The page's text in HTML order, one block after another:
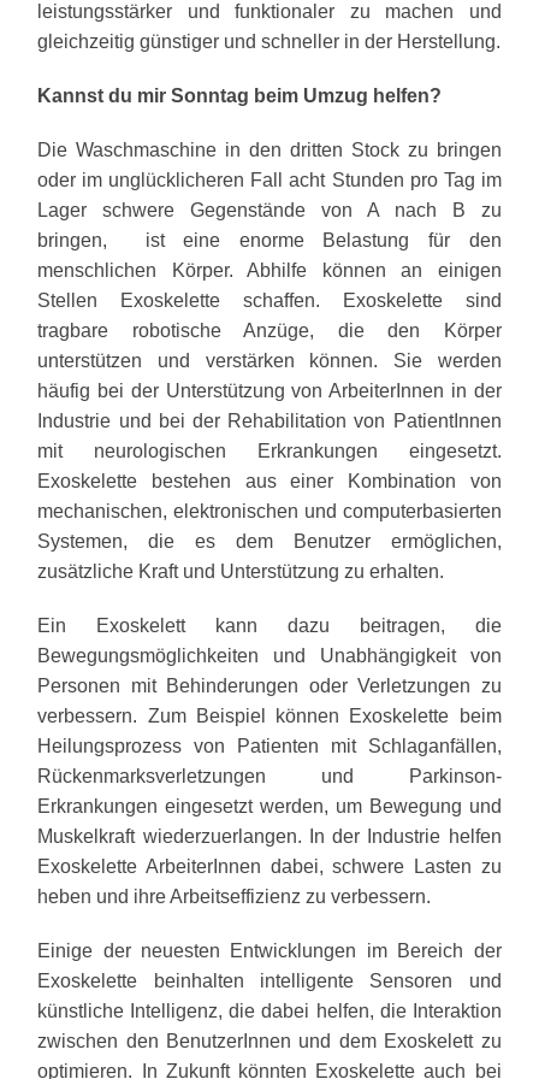
leistungsstärker und funktionaler zu machen und
gleichzeitig günstiger und schneller in der Herstellung.
Kannst du mir Sonntag beim Umzug helfen?
Die Waschmaschine in den dritten Stock zu bringen
oder im unglücklicheren Fall acht Stunden pro Tag im
Lager schwere Gegenstände von A nach B zu
bringen, ist eine enorme Belastung für den
menschlichen Körper. Abhilfe können an einigen
Stellen Exoskelette schaffen. Exoskelette sind
tragbare robotische Anzüge, die den Körper
unterstützen und verstärken können. Sie werden
häufig bei der Unterstützung von ArbeiterInnen in der
Industrie und bei der Rehabilitation von PatientInnen
mit neurologischen Erkrankungen eingesetzt.
Exoskelette bestehen aus einer Kombination von
mechanischen, elektronischen und computerbasierten
Systemen, die es dem Benutzer ermöglichen,
zusätzliche Kraft und Unterstützung zu erhalten.
Ein Exoskelett kann dazu beitragen, die
Bewegungsmöglichkeiten und Unabhängigkeit von
Personen mit Behinderungen oder Verletzungen zu
verbessern. Zum Beispiel können Exoskelette beim
Heilungsprozess von Patienten mit Schlaganfällen,
Rückenmarksverletzungen und Parkinson-
Erkrankungen eingesetzt werden, um Bewegung und
Muskelkraft wiederzuerlangen. In der Industrie helfen
Exoskelette ArbeiterInnen dabei, schwere Lasten zu
heben und ihre Arbeitseffizienz zu verbessern.
Einige der neuesten Entwicklungen im Bereich der
Exoskelette beinhalten intelligente Sensoren und
künstliche Intelligenz, die dabei helfen, die Interaktion
zwischen den BenutzerInnen und dem Exoskelett zu
optimieren. In Zukunft könnten Exoskelette auch bei